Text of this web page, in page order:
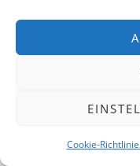
Cookie-Richtlinie